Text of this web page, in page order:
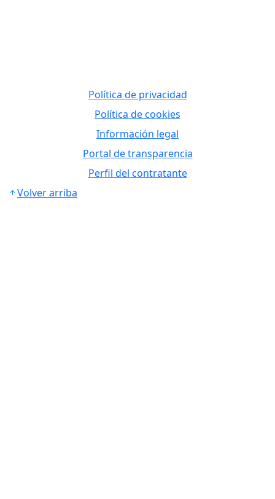
Política de privacidad
Política de cookies
Información legal
Portal de transparencia
Perfil del contratante
Volver arriba